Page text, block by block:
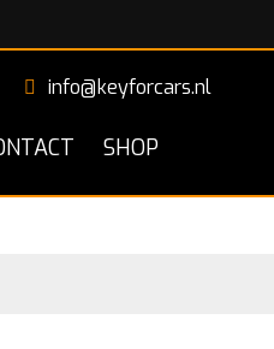
info@keyforcars.nl
SHOP